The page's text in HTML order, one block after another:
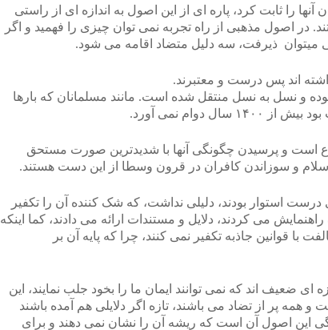
آنها را ثابت کرد، پاره ای از این اصول به اندازه ای از راستی
در اصول مذهبی از راه تجربه نمی توان چیزی را فهمید و اگر
میتوان ذیرفت، سه دلیل متضاد اقامه می شود.
اند پس درست و معتبرند.
و نسل به نسل منتقل شده است. مانند مسلمانان که بارها
دوام نمی آورد.
است و پرسیدن چگونگی آنها با شدیدترین صورت مستحق
و سوزاندن کافران در قرون وسطا از این دست هستند.
درست استوار بودند، دلیلی نداشت، که شک کننده آن را تکفیر
می کردند، دلایل و مستندات ارائه می دادند، کما اینکه
قوانین جاذبه تکفیر نمی کنند، چرا که پایه آن بر
ای ضعیف اند که نمی توانند ایمان ما را بخود جلب نمایند، این
و همه پر از تضاد می باشند، تازه اگر دلایلی هم آمده باشند
این اصول آن است که ریشه آن را نشان نمی دهند و برای